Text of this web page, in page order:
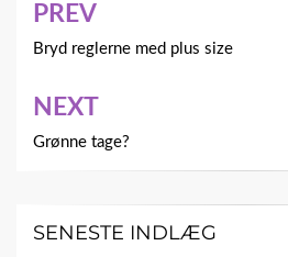
Indlægsnavigation
PREV
Bryd reglerne med plus size
NEXT
Grønne tage?
SENESTE INDLÆG